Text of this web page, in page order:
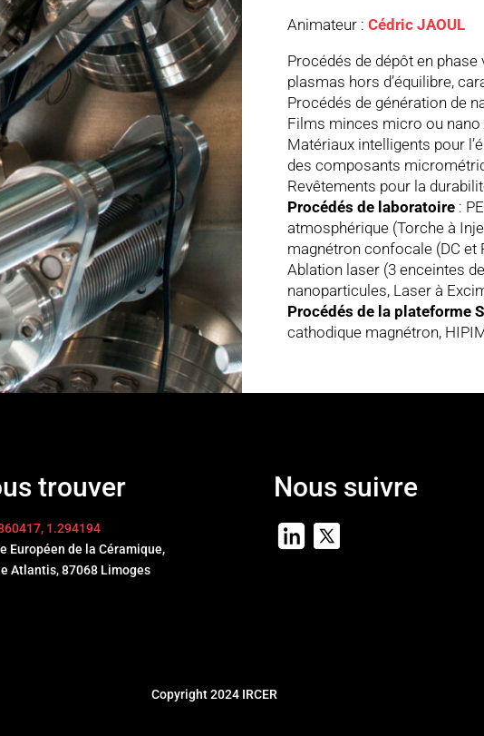
Animateur : Cédric JAOUL
Procédés de dépôt en
plasmas hors d’équilibre,
Procédés de génération de
Films minces micro ou
Matériaux intelligents pour
des composants
Revêtements pour la
Procédés de laboratoire :
atmosphérique (Torche à
magnétron confocale (DC et
Ablation laser (3 enceintes
nanoparticules, Laser à
Procédés de la plateforme
cathodique magnétron,
trouver
1.294194
Européen de la Céramique,
Atlantis, 87068 Limoges
Nous suivre
Copyright 2024 IRCER